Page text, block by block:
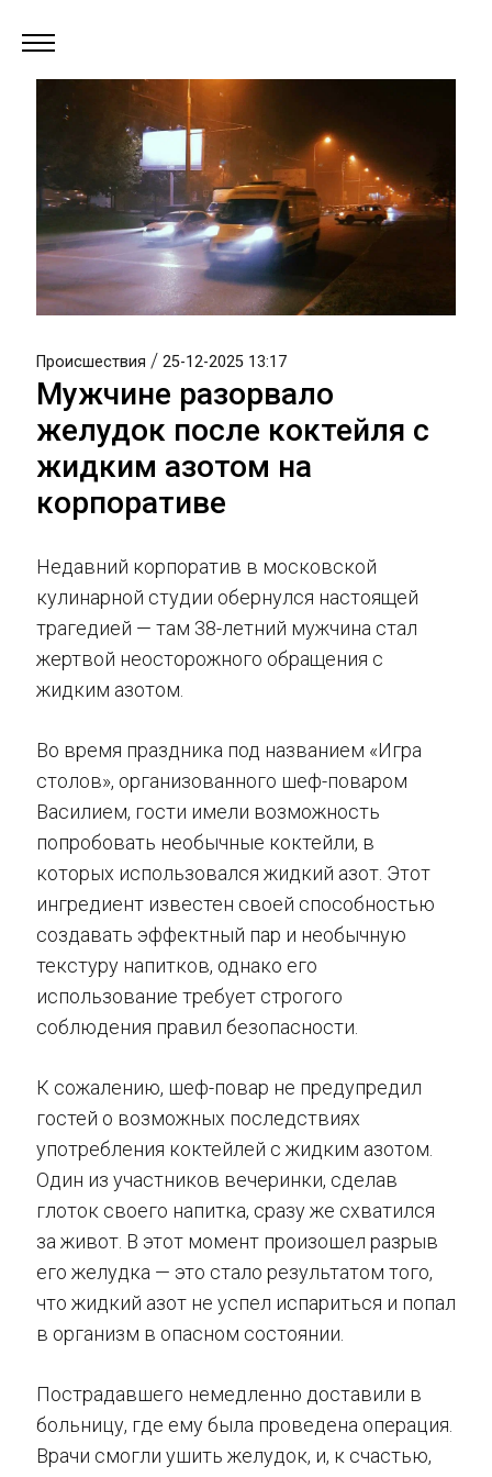
Происшествия / 25-12-2025 13:17
Мужчине разорвало
желудок после коктейля с
жидким азотом на
корпоративе
Недавний корпоратив в московской
кулинарной студии обернулся настоящей
трагедией — там 38-летний мужчина стал
жертвой неосторожного обращения с
жидким азотом.
Во время праздника под названием «Игра
столов», организованного шеф-поваром
Василием, гости имели возможность
попробовать необычные коктейли, в
которых использовался жидкий азот. Этот
ингредиент известен своей способностью
создавать эффектный пар и необычную
текстуру напитков, однако его
использование требует строгого
соблюдения правил безопасности.
К сожалению, шеф-повар не предупредил
гостей о возможных последствиях
употребления коктейлей с жидким азотом.
Один из участников вечеринки, сделав
глоток своего напитка, сразу же схватился
за живот. В этот момент произошел разрыв
его желудка — это стало результатом того,
что жидкий азот не успел испариться и попал
в организм в опасном состоянии.
Пострадавшего немедленно доставили в
больницу, где ему была проведена операция.
Врачи смогли ушить желудок, и, к счастью,